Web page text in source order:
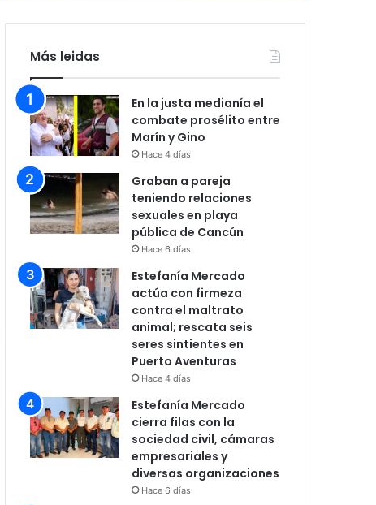
Más leidas
En la justa medianía el
combate prosélito entre
Marín y Gino
Hace 4 días
Graban a pareja
teniendo relaciones
sexuales en playa
pública de Cancún
Hace 6 días
Estefanía Mercado
actúa con firmeza
contra el maltrato
animal; rescata seis
seres sintientes en
Puerto Aventuras
Hace 4 días
Estefanía Mercado
cierra filas con la
sociedad civil, cámaras
empresariales y
diversas organizaciones
Hace 6 días